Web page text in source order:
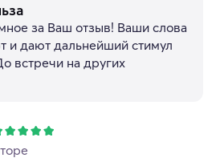
за Ваш отзыв! Ваши слова
и дают дальнейший стимул
встречи на других